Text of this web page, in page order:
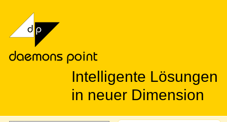
Intelligente Lösungen
in neuer Dimension